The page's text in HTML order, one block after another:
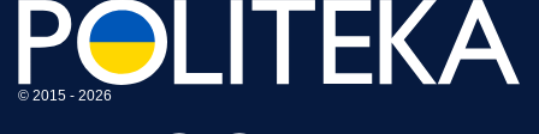
© 2015 - 2026